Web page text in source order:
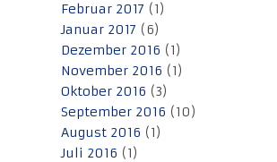
Februar 2017 (1)
Januar 2017 (6)
Dezember 2016 (1)
November 2016 (1)
Oktober 2016 (3)
September 2016 (10)
August 2016 (1)
Juli 2016 (1)